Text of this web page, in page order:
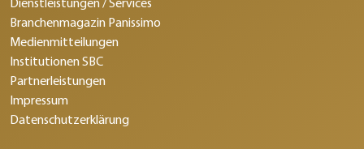
Branchenmagazin Panissimo
Medienmitteilungen
Institutionen SBC
Partnerleistungen
Impressum
Datenschutzerklärung